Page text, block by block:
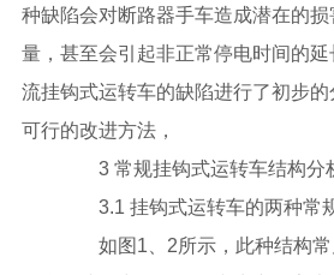
种缺陷会对断路器手车造成潜在的
量，甚至会引起非正常停电时间的
流挂钩式运转车的缺陷进行了初步
可行的改进方法，
3 常规挂钩式运转车结构分
3.1 挂钩式运转车的两种常
如图1、2所示，此种结构常